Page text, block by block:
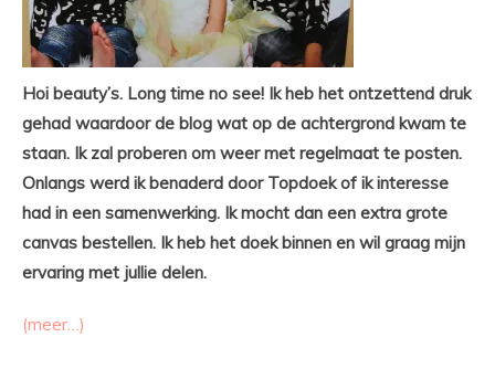
Hoi beauty’s. Long time no see! Ik heb het ontzettend druk
gehad waardoor de blog wat op de achtergrond kwam te
staan. Ik zal proberen om weer met regelmaat te posten.
Onlangs werd ik benaderd door Topdoek of ik interesse
had in een samenwerking. Ik mocht dan een extra grote
canvas bestellen. Ik heb het doek binnen en wil graag mijn
ervaring met jullie delen.
(meer…)